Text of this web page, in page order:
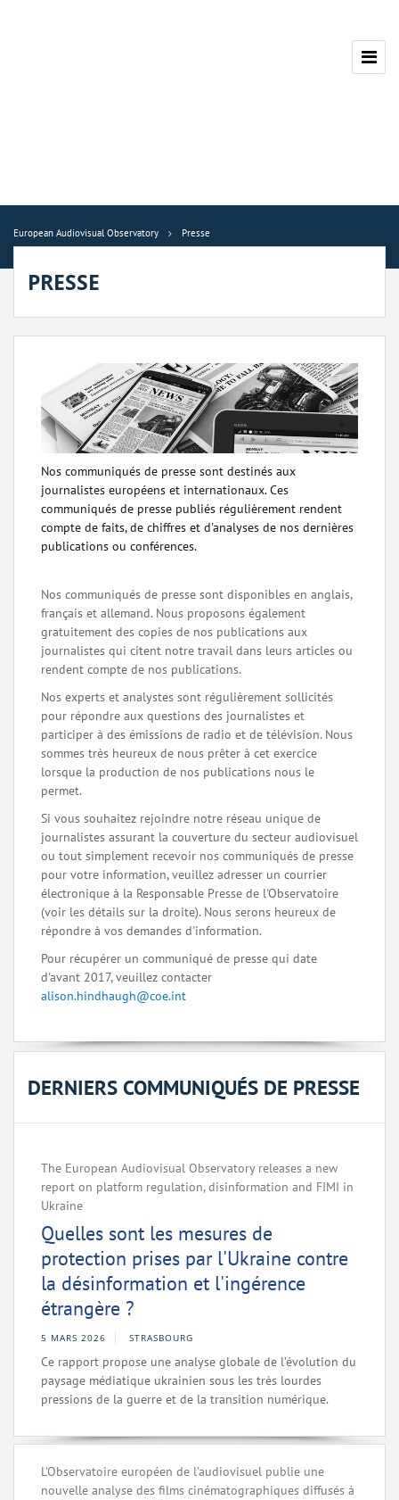
European Audiovisual Observatory Presse
PRESSE
Nos communiqués de presse sont destinés aux
journalistes européens et internationaux. Ces
communiqués de presse publiés régulièrement rendent
compte de faits, de chiffres et d'analyses de nos dernières
publications ou conférences.
Nos communiqués de presse sont disponibles en anglais,
français et allemand. Nous proposons également
gratuitement des copies de nos publications aux
journalistes qui citent notre travail dans leurs articles ou
rendent compte de nos publications.
Nos experts et analystes sont régulièrement sollicités
pour répondre aux questions des journalistes et
participer à des émissions de radio et de télévision. Nous
sommes très heureux de nous prêter à cet exercice
lorsque la production de nos publications nous le
permet.
Si vous souhaitez rejoindre notre réseau unique de
journalistes assurant la couverture du secteur audiovisuel
ou tout simplement recevoir nos communiqués de presse
pour votre information, veuillez adresser un courrier
électronique à la Responsable Presse de l'Observatoire
(voir les détails sur la droite). Nous serons heureux de
répondre à vos demandes d'information.
Pour récupérer un communiqué de presse qui date
d'avant 2017, veuillez contacter
alison.hindhaugh@coe.int
DERNIERS COMMUNIQUÉS DE PRESSE
The European Audiovisual Observatory releases a new
report on platform regulation, disinformation and FIMI in
Ukraine
Quelles sont les mesures de
protection prises par l'Ukraine contre
la désinformation et l'ingérence
étrangère ?
5 MARS 2026 STRASBOURG
Ce rapport propose une analyse globale de l’évolution du
paysage médiatique ukrainien sous les très lourdes
pressions de la guerre et de la transition numérique.
L’Observatoire européen de l’audiovisuel publie une
nouvelle analyse des films cinématographiques diffusés à